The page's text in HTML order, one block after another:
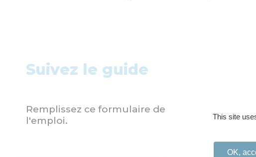
Suivez le guide
Remplissez ce formulaire de contact et
l'emploi.
This site
OK,